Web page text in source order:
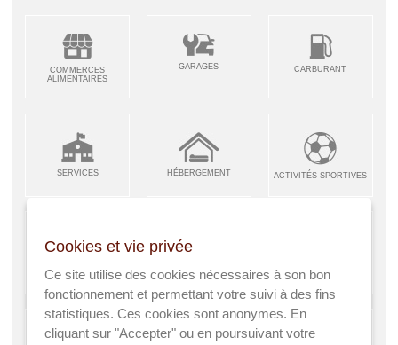
COMMERCES
ALIMENTAIRES
GARAGES CARBURANT
SERVICES HÉBERGEMENT ACTIVITÉS SPORTIVES
ARTISANS &
INDUSTRIES
RESTAURANTS CAFÉS ENFANCE JEUNESSE
Cookies et vie privée
Ce site utilise des cookies nécessaires à son bon
fonctionnement et permettant votre suivi à des fins
statistiques. Ces cookies sont anonymes. En
cliquant sur "Accepter" ou en poursuivant votre